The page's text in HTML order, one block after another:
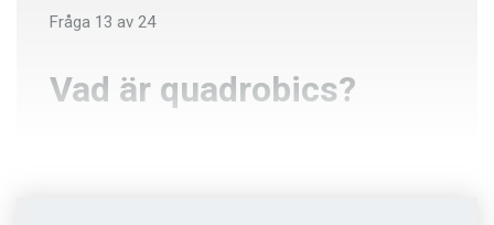
Fråga 13 av 24
Vad är quadrobics?